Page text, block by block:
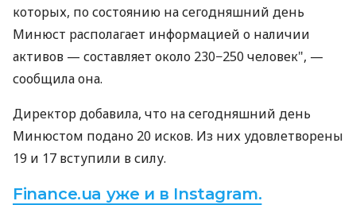
которых, по состоянию на сегодняшний день
Минюст располагает информацией о наличии
активов — составляет около 230−250 человек", —
сообщила она.
Директор добавила, что на сегодняшний день
Минюстом подано 20 исков. Из них удовлетворены
19 и 17 вступили в силу.
Finance.ua уже и в Instagram.